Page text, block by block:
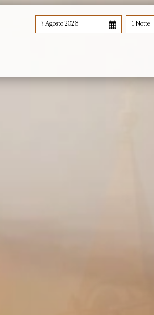
7 Agosto 2026 1 Notte